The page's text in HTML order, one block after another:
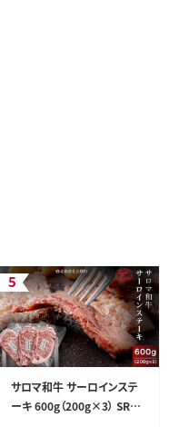
サロマ和牛 サーロインステ
ーキ 600g（200g×3） SRM